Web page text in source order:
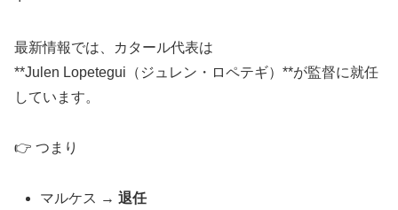
最新情報では、カタール代表は
**Julen Lopetegui（ジュレン・ロペテギ）**が監督に就任
しています。
👉 つまり
マルケス →退任